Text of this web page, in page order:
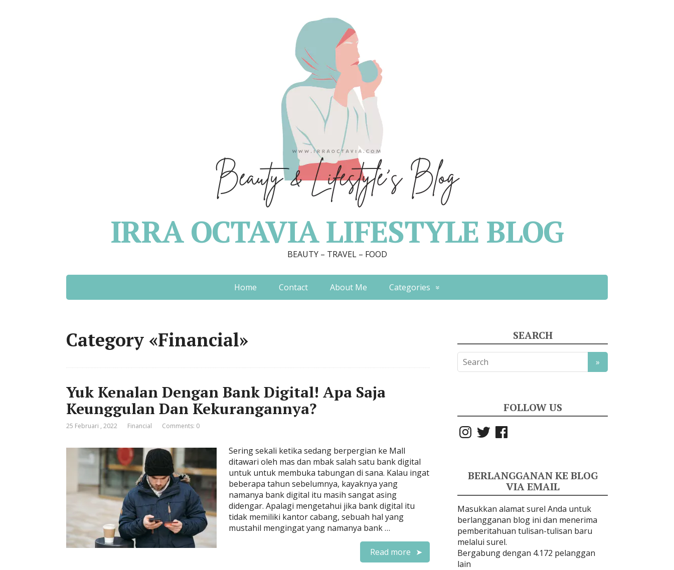
IRRA OCTAVIA LIFESTYLE BLOG
BEAUTY – TRAVEL – FOOD
Home Contact About Me Categories
Category «Financial»
Yuk Kenalan Dengan Bank Digital! Apa Saja
Keunggulan Dan Kekurangannya?
25 Februari , 2022 Financial Comments: 0
Sering sekali ketika sedang berpergian ke Mall
ditawari oleh mas dan mbak salah satu bank digital
untuk untuk membuka tabungan di sana. Kalau ingat
beberapa tahun sebelumnya, kayaknya yang
namanya bank digital itu masih sangat asing
didengar. Apalagi mengetahui jika bank digital itu
tidak memiliki kantor cabang, sebuah hal yang
mustahil mengingat yang namanya bank …
Read more
SEARCH
FOLLOW US
Instagram
TwitterFacebook
BERLANGGANAN KE BLOG
VIA EMAIL
Masukkan alamat surel Anda untuk
berlangganan blog ini dan menerima
pemberitahuan tulisan-tulisan baru
melalui surel.
Bergabung dengan 4.172 pelanggan
lain